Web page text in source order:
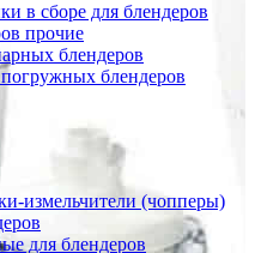
в сборе для блендеров
прочие
блендеров
блендеров
измельчители (чопперы)
для блендеров